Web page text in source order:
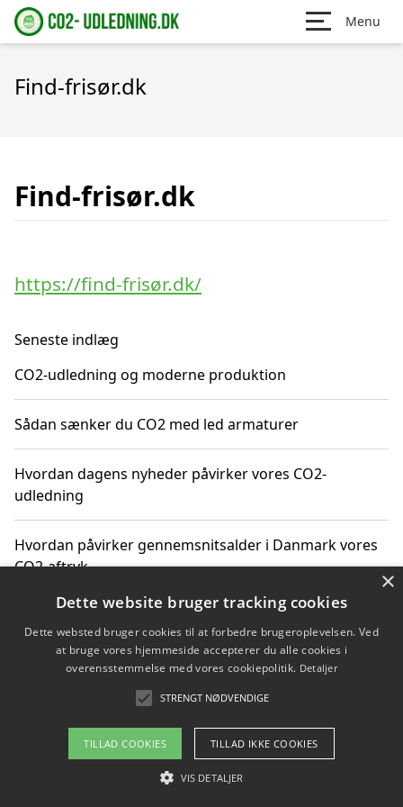
Menu
Find-frisør.dk
Find-frisør.dk
https://find-frisør.dk/
Seneste indlæg
CO2-udledning og moderne produktion
Sådan sænker du CO2 med led armaturer
Hvordan dagens nyheder påvirker vores CO2-
udledning
Hvordan påvirker gennemsnitsalder i Danmark vores
CO2-aftryk
Hvordan nyheder om CO2-udledning påvirker vores
hverdag
Om / kontakt
Blog Betingelser
×
Dette website bruger tracking cookies
Dette websted bruger cookies til at forbedre brugeroplevelsen. Ved
at bruge vores hjemmeside accepterer du alle cookies i
overensstemmelse med vores cookiepolitik. Detaljer
STRENGT NØDVENDIGE
TILLAD COOKIES TILLAD IKKE COOKIES
VIS DETALJER